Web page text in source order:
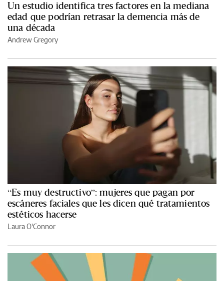
Un estudio identifica tres factores en la mediana
edad que podrían retrasar la demencia más de
una década
Andrew Gregory
“Es muy destructivo”: mujeres que pagan por
escáneres faciales que les dicen qué tratamientos
estéticos hacerse
Laura O'Connor